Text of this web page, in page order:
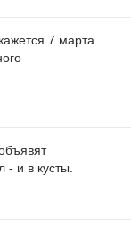
7 марта
и в кусты.